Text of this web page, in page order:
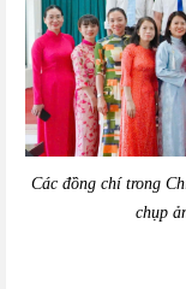
Các đồng chí trong
chụp